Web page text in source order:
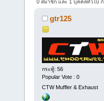
0 สมาชิก และ 1 บุคคลทั่วไป
gtr125
กระทู้: 56
Popular Vote : 0
CTW Muffler & Exhaust